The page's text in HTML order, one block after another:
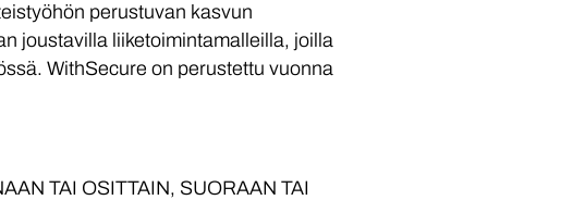
perustuvan kasvun
joustavilla liiketoimintamalleilla, joilla
WithSecure on perustettu vuonna
TAI OSITTAIN, SUORAAN TAI